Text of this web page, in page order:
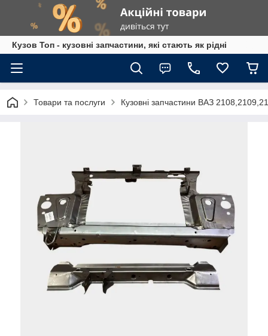
Кузов Топ - кузовні запчастини, які стають як рідні
Товари та послуги Кузовні запчастини ВАЗ